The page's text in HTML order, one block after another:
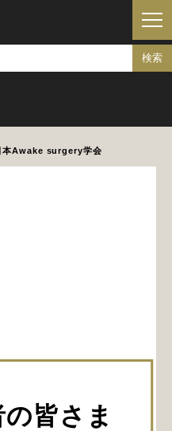
皆さま
本Awake surgery学会